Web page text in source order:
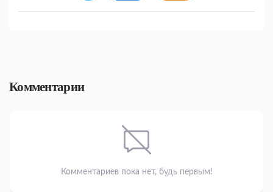
Комментарии
Комментариев пока нет, будь первым!